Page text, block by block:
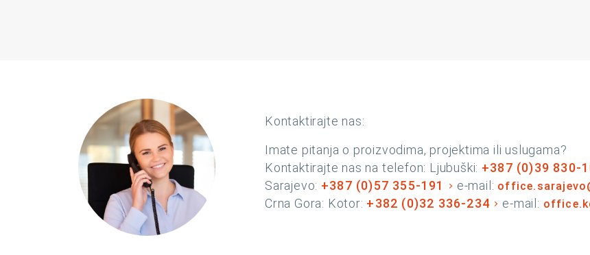
Kontaktirajte nas:
Imate pitanja o proizvodima, projektima ili uslugama?
Kontaktirajte nas na telefon: Ljubuški: +387 (0)39 830-
Sarajevo: +387 (0)57 355-191 e-mail:
Crna Gora: Kotor: +382 (0)32 336-234 e-mail: